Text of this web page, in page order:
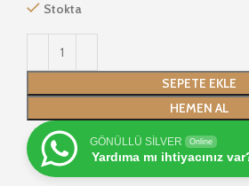
Stokta
SEPETE EKLE
HEMEN AL
GÖNÜLLÜ SİLVER Online
Yardıma mı ihtiyacınız